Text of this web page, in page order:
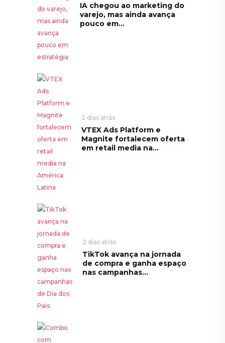
IA chegou ao marketing do
varejo, mas ainda avança
pouco em...
2 dias atrás
VTEX Ads Platform e
Magnite fortalecem oferta
em retail media na...
2 dias atrás
TikTok avança na jornada
de compra e ganha espaço
nas campanhas...